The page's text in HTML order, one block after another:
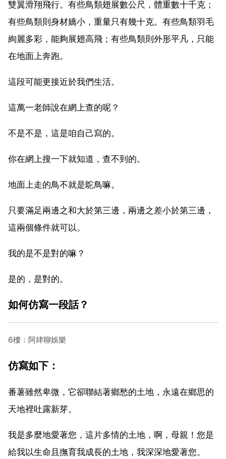
雙翼滑翔飛行。有些鳥類翅展數公尺，體重數十千克；
有些鳥類則身材嬌小，重量只有幾十克。有些鳥類羽毛
絢麗多彩，能夠展翅高飛；有些鳥類則外形平凡，只能
在地面上奔跑。
這段可能更接近於我們生活。
這萬一老師說在網上查的呢？
不是不是，這是咱自己寫的。
你在網上搜一下就知道，查不到的。
地面上走的鳥不就是鴕鳥嘛。
只要滿足兩邊之和大於第三邊，兩邊之差小於第三邊，
這兩個條件就可以。
我的是不是對的嘛？
是的，是對的。
如何仿寫一段話？
6樓：阿肆聊娛樂
仿寫如下：
番薯雖然卑微，它卻聯結著鄉愁的土地，永遠在鄉思的
天地裡吐露新芽。
我是多麼地愛著您，這片多情的土地，啊，母親！您是
給我以生命且撫育我成長的土地，我深深地愛著您。